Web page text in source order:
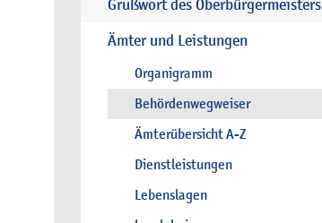
Grußwort des Oberbürgermeisters
Ämter und Leistungen
Organigramm
Behördenwegweiser
Ämterübersicht A-Z
Dienstleistungen
Lebenslagen